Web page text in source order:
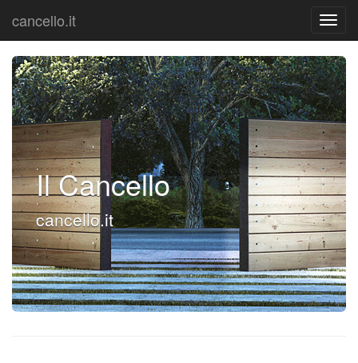
cancello.it
Il Cancello
cancello.it